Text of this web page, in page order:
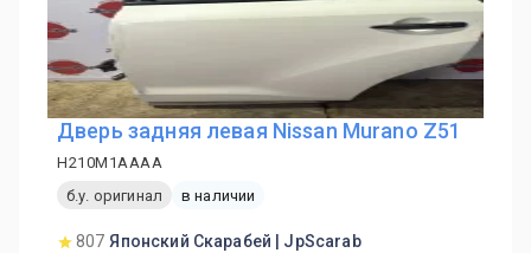
Дверь задняя левая Nissan Murano Z51
H210M1AAAA
б.у. оригинал
в наличии
807 Японский Скарабей | JpScarab